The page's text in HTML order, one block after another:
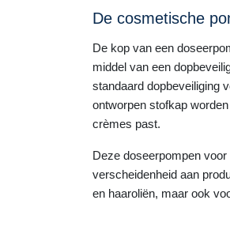
De cosmetische
De kop van een
middel van een
standaard dopbeveiliging
ontworpen stofkap
crèmes past.
Deze doseerpompen
verscheidenheid aan
en haaroliën, maar ook